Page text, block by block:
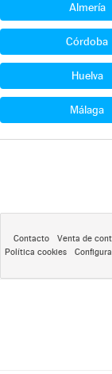
Almería
Córdoba
Huelva
Málaga
Contacto Venta de
Política cookies